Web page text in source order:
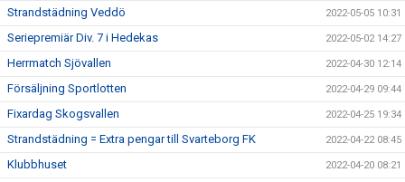
Strandstädning Veddö 2022-05-05 10:31
Seriepremiär Div. 7 i Hedekas 2022-05-02 14:27
Herrmatch Sjövallen 2022-04-30 12:14
Försäljning Sportlotten 2022-04-29 09:44
Fixardag Skogsvallen 2022-04-25 19:34
Strandstädning = Extra pengar till Svarteborg FK 2022-04-22 08:45
Klubbhuset 2022-04-20 08:21